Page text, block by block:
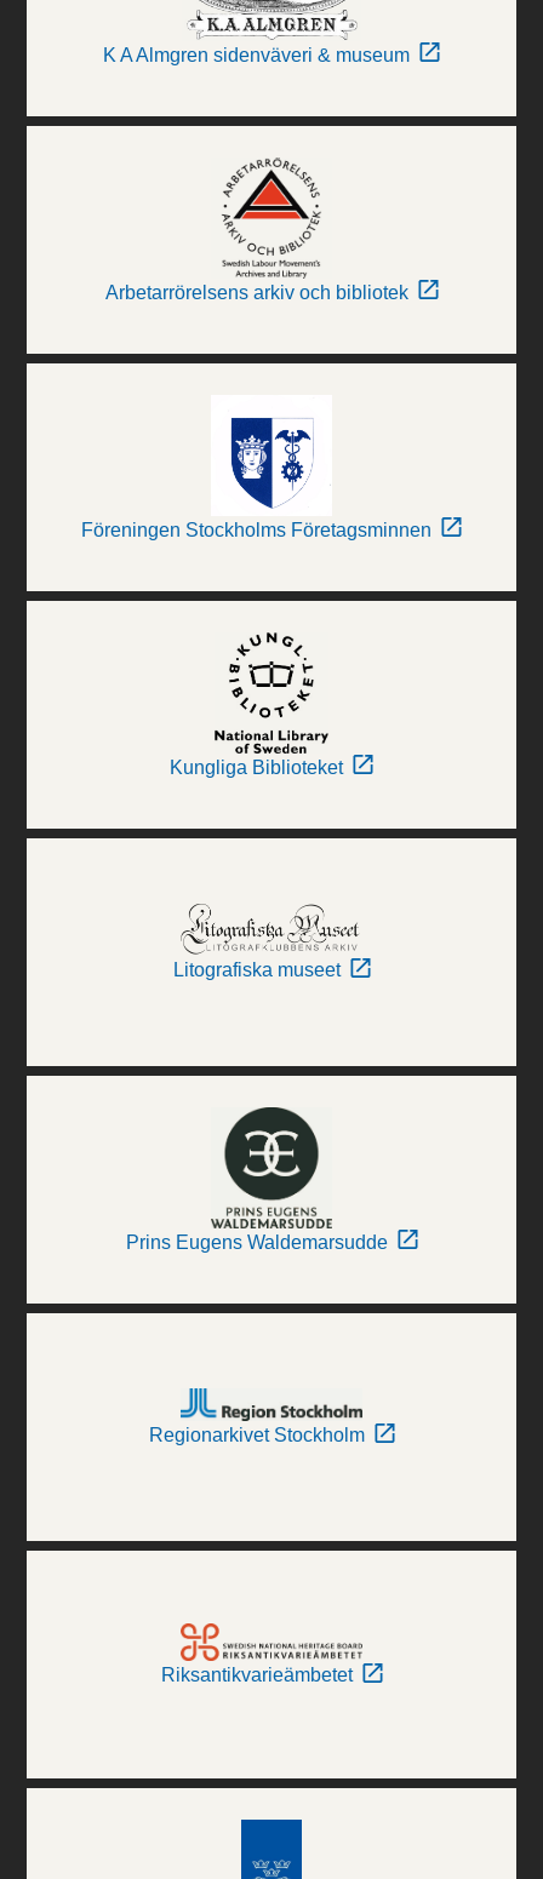
K A Almgren sidenväveri & museum
Arbetarrörelsens arkiv och bibliotek
Föreningen Stockholms Företagsminnen
Kungliga Biblioteket
Litografiska museet
Prins Eugens Waldemarsudde
Regionarkivet Stockholm
Riksantikvarieämbetet